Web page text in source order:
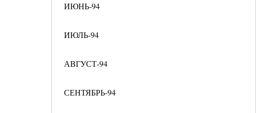
ИЮНЬ-94
ИЮЛЬ-94
АВГУСТ-94
СЕНТЯБРЬ-94